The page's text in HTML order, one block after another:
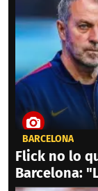
BARCELONA
Flick no lo
Barcelona: